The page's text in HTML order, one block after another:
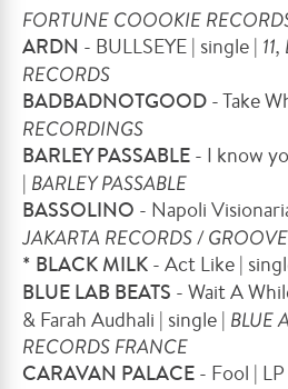
FORTUNE COOOKIE
ARDN - BULLSEYE | single |
RECORDS
BADBADNOTGOOD - Take
RECORDINGS
BARLEY PASSABLE - I know
| BARLEY PASSABLE
BASSOLINO - Napoli
JAKARTA RECORDS /
* BLACK MILK - Act Like |
BLUE LAB BEATS - Wait A
& Farah Audhali | single | BLUE
RECORDS FRANCE
CARAVAN PALACE - Fool |